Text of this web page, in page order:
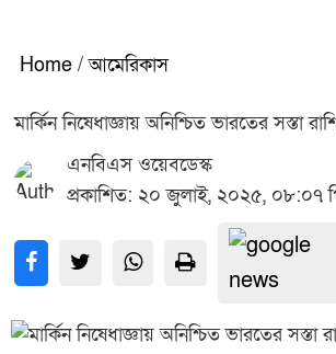
Home / আমেরিকাস
মার্কিন নিষেধাজ্ঞায় অনিশ্চিত ভারতের সস্তা
এনবিএস ওয়েবডেস্ক
প্রকাশিত: ২০ জুলাই, ২০২৫, ০৮:০৭